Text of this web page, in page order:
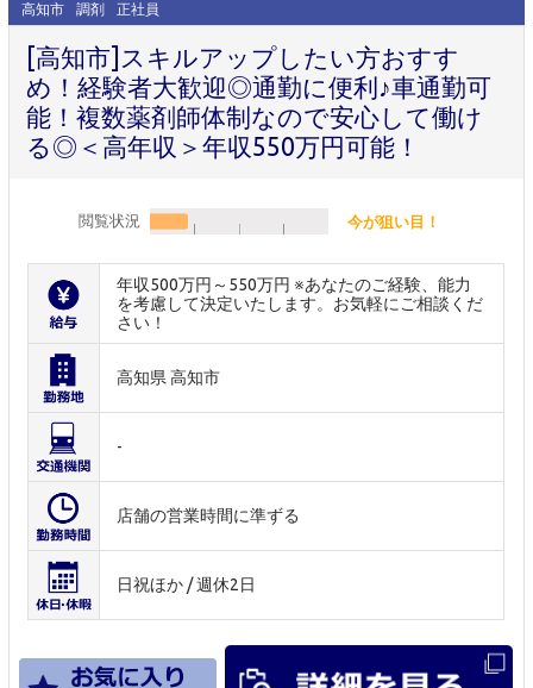
高知市 調剤 正社員
[高知市]スキルアップしたい方おすす
め！経験者大歓迎◎通勤に便利♪車通勤可
能！複数薬剤師体制なので安心して働け
る◎＜高年収＞年収550万円可能！
閲覧状況 今が狙い目！
年収500万円～550万円 ※あなたのご経験、能力
を考慮して決定いたします。お気軽にご相談くだ
さい！
高知県 高知市
-
店舗の営業時間に準ずる
日祝ほか / 週休2日